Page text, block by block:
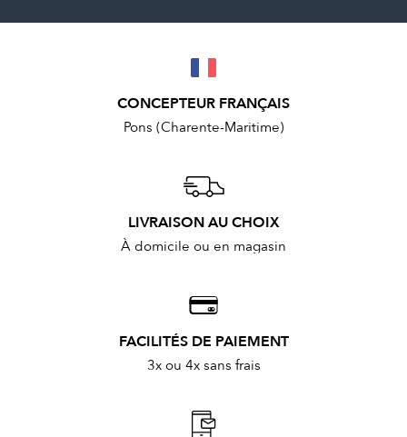
CONCEPTEUR FRANÇAIS
Pons (Charente-Maritime)
LIVRAISON AU CHOIX
À domicile ou en magasin
FACILITÉS DE PAIEMENT
3x ou 4x sans frais